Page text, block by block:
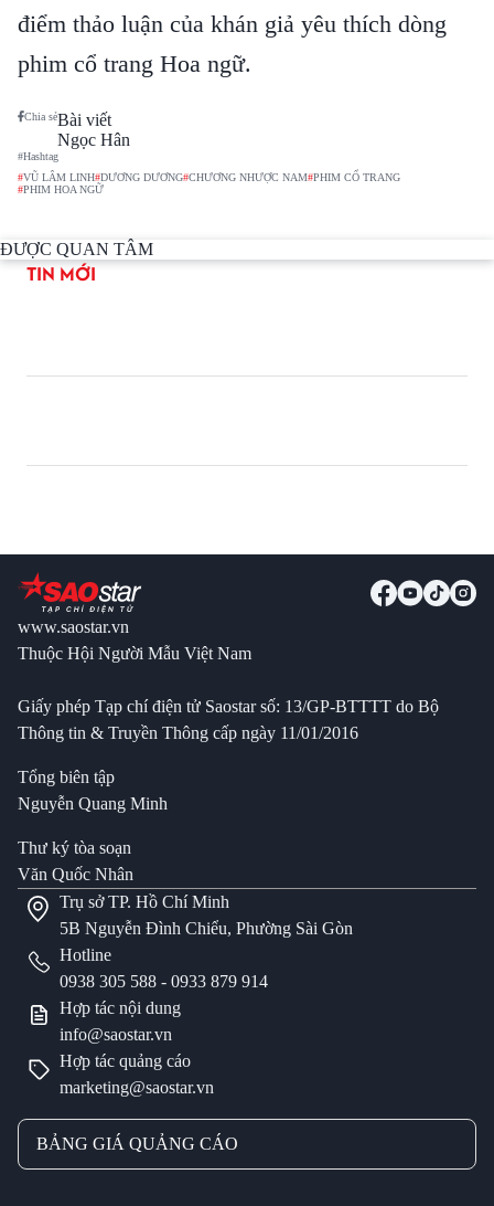
điểm thảo luận của khán giả yêu thích dòng
phim cổ trang Hoa ngữ.
Chia sẻBài viết
Ngọc Hân
#Hashtag
#VŨ LÂM LINH#DƯƠNG DƯƠNG#CHƯƠNG NHƯỢC NAM#PHIM CỔ TRANG
#PHIM HOA NGỮ
ĐƯỢC QUAN TÂM
TIN MỚI
www.saostar.vn
Thuộc Hội Người Mẫu Việt Nam
Giấy phép Tạp chí điện tử Saostar số: 13/GP-BTTTT do Bộ
Thông tin & Truyền Thông cấp ngày 11/01/2016
Tổng biên tập
Nguyễn Quang Minh
Thư ký tòa soạn
Văn Quốc Nhân
Trụ sở TP. Hồ Chí Minh
5B Nguyễn Đình Chiểu, Phường Sài Gòn
Hotline
0938 305 588 - 0933 879 914
Hợp tác nội dung
info@saostar.vn
Hợp tác quảng cáo
marketing@saostar.vn
BẢNG GIÁ QUẢNG CÁO